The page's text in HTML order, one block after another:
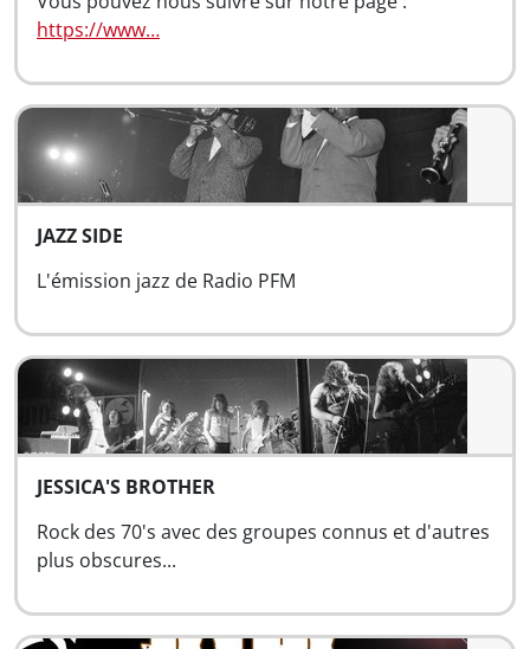
https://www…
JAZZ SIDE
L'émission jazz de Radio PFM
JESSICA'S BROTHER
Rock des 70's avec des groupes connus et d'autres
plus obscures...